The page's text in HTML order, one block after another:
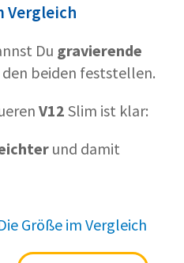
Vergleich
Du gravierende
den beiden feststellen.
V12 Slim ist klar:
und damit
Größe im Vergleich